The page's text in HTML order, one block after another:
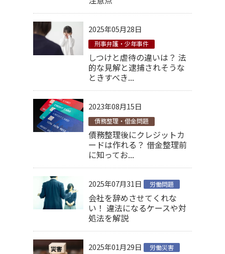
2025年05月28日
刑事弁護・少年事件
しつけと虐待の違いは？ 法
的な見解と逮捕されそうな
ときすべき...
2023年08月15日
債務整理・借金問題
債務整理後にクレジットカ
ードは作れる？ 借金整理前
に知ってお...
2025年07月31日 労働問題
会社を辞めさせてくれな
い！ 違法になるケースや対
処法を解説
2025年01月29日 労働災害